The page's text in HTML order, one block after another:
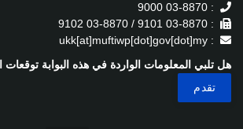
: 03-8870 9000
: 03-8870 9101 / 03-8870 9102
: ukk[at]muftiwp[dot]gov[dot]my
هل تلبي المعلومات الواردة في هذه البوابة توقعات